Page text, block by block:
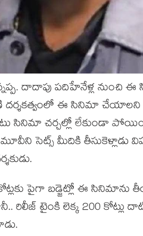
దాదాపు పదిహేనేళ్ల నుంచి
దర్శకత్వంలో ఈ సినిమా చేయాలని
సినిమా చర్చల్లో లేకుండా
సెట్స్ మీదికి తీసుకెళ్లాడు
పైగా బడ్జెట్లో ఈ
రిలీజ్ టైంకి లెక్క 200